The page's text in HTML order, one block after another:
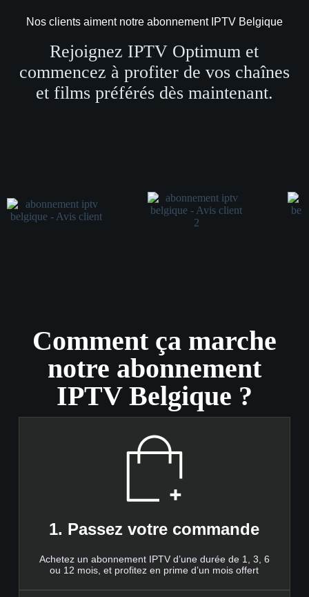
Nos clients aiment notre abonnement IPTV Belgique
Rejoignez IPTV Optimum et
commencez à profiter de vos chaînes
et films préférés dès maintenant.
Comment ça marche
notre abonnement
IPTV Belgique ?
1. Passez votre commande
Achetez un abonnement IPTV d’une durée de 1, 3, 6
ou 12 mois, et profitez en prime d’un mois offert